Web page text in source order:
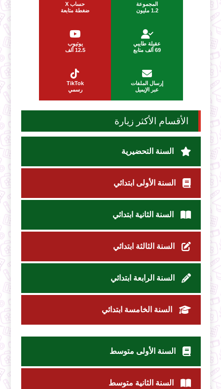
المجموعة
1.2 مليون
حساب X
ضغطة متابعة
عقيلة طايبي
69 ألف متابع
يوتيوب
12.5 ألف
إرسال الملفات
عبر الإيميل
TikTok
رسمي
الأقسام الأكثر زيارة
السنة التحضيرية
السنة الأولى ابتدائي
السنة الثانية ابتدائي
السنة الثالثة ابتدائي
السنة الرابعة ابتدائي
السنة الخامسة ابتدائي
السنة الأولى متوسط
السنة الثانية متوسط